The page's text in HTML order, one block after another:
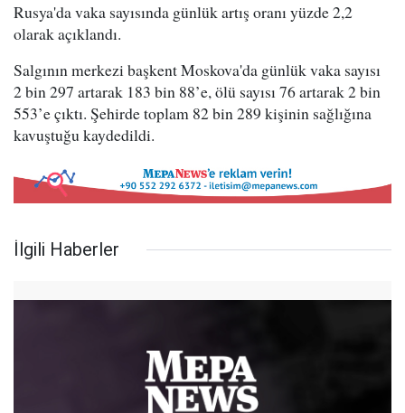
Rusya'da vaka sayısında günlük artış oranı yüzde 2,2
olarak açıklandı.
Salgının merkezi başkent Moskova'da günlük vaka sayısı
2 bin 297 artarak 183 bin 88’e, ölü sayısı 76 artarak 2 bin
553’e çıktı. Şehirde toplam 82 bin 289 kişinin sağlığına
kavuştuğu kaydedildi.
İlgili Haberler